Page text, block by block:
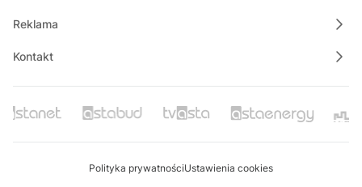
Reklama
Kontakt
Polityka prywatnościUstawienia cookies